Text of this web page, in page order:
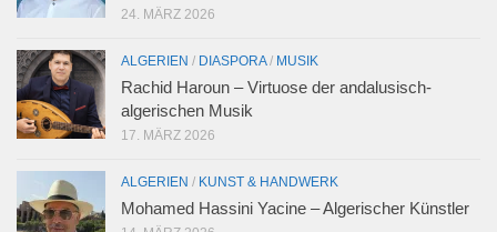
24. MÄRZ 2026
ALGERIEN / DIASPORA/ MUSIK
Rachid Haroun – Virtuose der andalusisch-
algerischen Musik
17. MÄRZ 2026
ALGERIEN / KUNST & HANDWERK
Mohamed Hassini Yacine – Algerischer Künstler